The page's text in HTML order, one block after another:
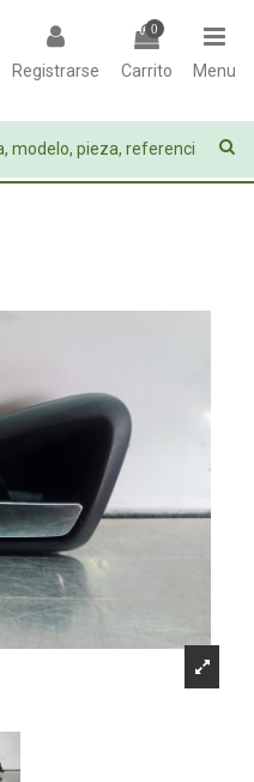
Registrarse
0
Carrito Menu